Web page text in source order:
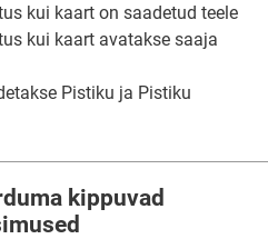
kui kaart on saadetud teele
kui kaart avatakse saaja
Pistiku ja Pistiku
kippuvad